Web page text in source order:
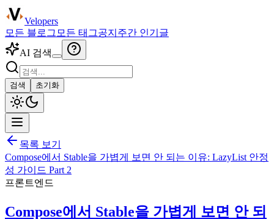
Velopers
모든 블로그 모든 태그공지 주간 인기글
AI 검색
검색 초기화
목록 보기
Compose에서 Stable을 가볍게 보면 안 되는 이유: LazyList 안정
성 가이드 Part 2
프론트엔드
Compose에서 Stable을 가볍게 보면 안 되